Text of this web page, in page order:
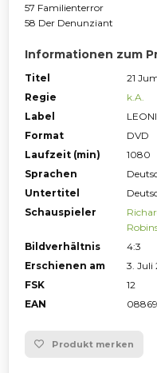
57 Familienterror
58 Der Denunziant
Informationen zum
Titel
21
Regie
k.A.
Label
Format
DVD
Laufzeit (min)
1080
Sprachen
Untertitel
Schauspieler
Bildverhältnis
4:3
Erschienen am
3. Juli
FSK
12
EAN
Produkt merken